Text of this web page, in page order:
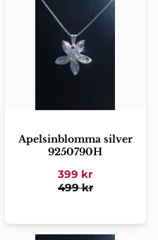
Apelsinblomma silver
9250790H
399 kr
499kr